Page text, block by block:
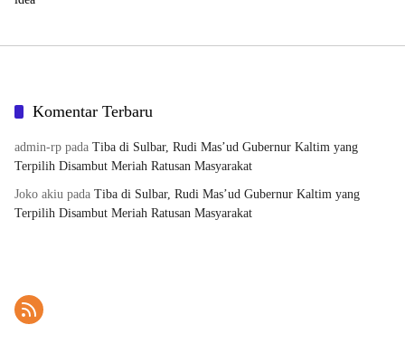
Komentar Terbaru
admin-rp pada Tiba di Sulbar, Rudi Mas’ud Gubernur Kaltim yang
Terpilih Disambut Meriah Ratusan Masyarakat
Joko akiu pada Tiba di Sulbar, Rudi Mas’ud Gubernur Kaltim yang
Terpilih Disambut Meriah Ratusan Masyarakat